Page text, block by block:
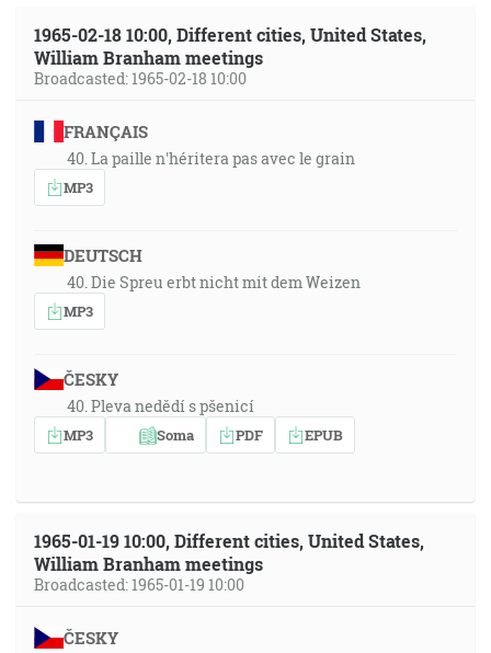
1965-02-18 10:00, Different cities, United States,
William Branham meetings
Broadcasted: 1965-02-18 10:00
FRANÇAIS
40. La paille n'héritera pas avec le grain
MP3
DEUTSCH
40. Die Spreu erbt nicht mit dem Weizen
MP3
ČESKY
40. Pleva nedědí s pšenicí
MP3 Soma PDF EPUB
1965-01-19 10:00, Different cities, United States,
William Branham meetings
Broadcasted: 1965-01-19 10:00
ČESKY